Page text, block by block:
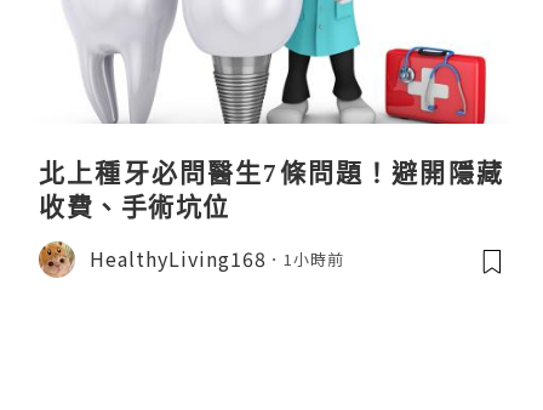
北上種牙必問醫生7條問題！避開隱藏
收費、手術坑位
HealthyLiving168 1小時前